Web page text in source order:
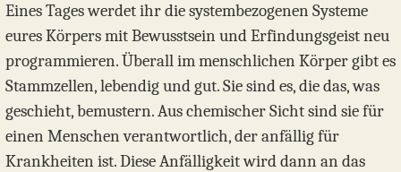
Eines Tages werdet ihr die systembezogenen Systeme
eures Körpers mit Bewusstsein und Erfindungsgeist neu
programmieren. Überall im menschlichen Körper gibt es
Stammzellen, lebendig und gut. Sie sind es, die das, was
geschieht, bemustern. Aus chemischer Sicht sind sie für
einen Menschen verantwortlich, der anfällig für
Krankheiten ist. Diese Anfälligkeit wird dann an das